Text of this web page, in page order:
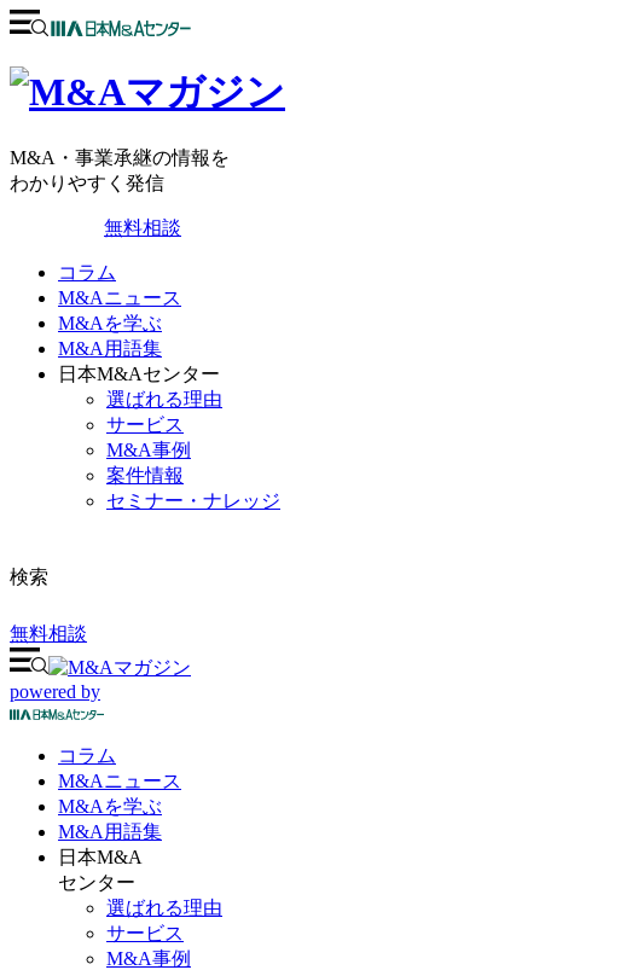
M&A・事業承継の情報を
わかりやすく発信
無料相談
コラム
M&Aニュース
M&Aを学ぶ
M&A用語集
日本M&Aセンター
選ばれる理由
サービス
M&A事例
案件情報
セミナー・ナレッジ
検索
無料相談
powered by
コラム
M&Aニュース
M&Aを学ぶ
M&A 用語集
日本M&A
センター
選ばれる理由
サービス
M&A事例